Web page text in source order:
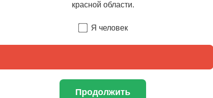
красной области.
Я человек
Продолжить